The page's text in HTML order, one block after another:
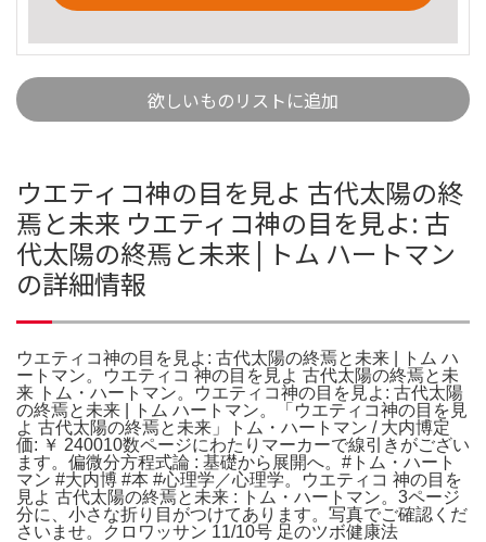
欲しいものリストに追加
ウエティコ神の目を見よ 古代太陽の終
焉と未来 ウエティコ神の目を見よ: 古
代太陽の終焉と未来 | トム ハートマン
の詳細情報
ウエティコ神の目を見よ: 古代太陽の終焉と未来 | トム ハ
ートマン。ウエティコ 神の目を見よ 古代太陽の終焉と未
来 トム・ハートマン。ウエティコ神の目を見よ: 古代太陽
の終焉と未来 | トム ハートマン。「ウエティコ神の目を見
よ 古代太陽の終焉と未来」トム・ハートマン / 大内博定
価: ￥ 240010数ページにわたりマーカーで線引きがござい
ます。偏微分方程式論 : 基礎から展開へ。#トム・ハート
マン #大内博 #本 #心理学／心理学。ウエティコ 神の目を
見よ 古代太陽の終焉と未来 : トム・ハートマン。3ページ
分に、小さな折り目がつけてあります。写真でご確認くだ
さいませ。クロワッサン 11/10号 足のツボ健康法